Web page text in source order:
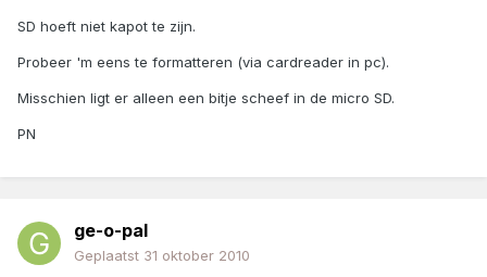
SD hoeft niet kapot te zijn.
Probeer 'm eens te formatteren (via cardreader in pc).
Misschien ligt er alleen een bitje scheef in de micro SD.
PN
ge-o-pal
Geplaatst 31 oktober 2010